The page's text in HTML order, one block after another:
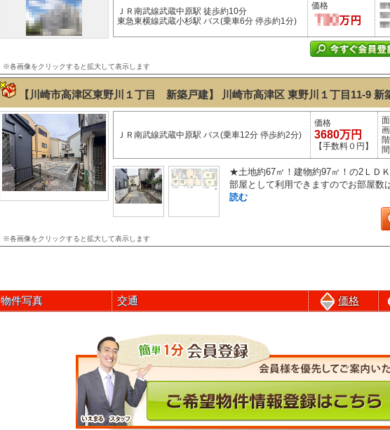
ＪＲ南武線武蔵中原駅 徒歩約10分
東急東横線武蔵小杉駅 バス(乗車6分 停歩約1分)
価格
※各画像をクリックすると拡大して表示します
【川崎市高津区東野川１丁目 新築戸建】 川崎市高津区 東野川１丁目11-9 新
ＪＲ南武線武蔵中原駅 バス(乗車12分 停歩約2分)
価格
3680万円
【手数料０円】
★土地約67㎡！建物約97㎡！の2ＬＤ
部屋として利用できますのでお部屋
読む
※各画像をクリックすると拡大して表示します
物件写真 交通 価格